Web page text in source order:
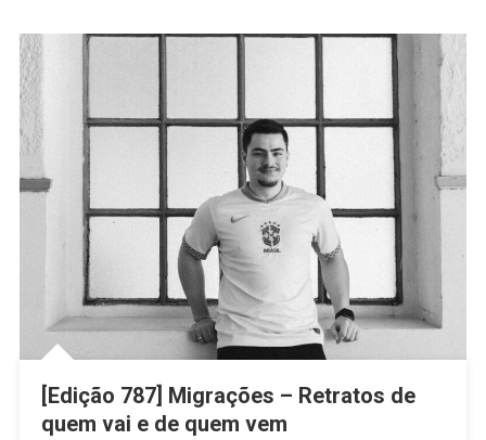
[Edição 787] Migrações – Retratos de
quem vai e de quem vem